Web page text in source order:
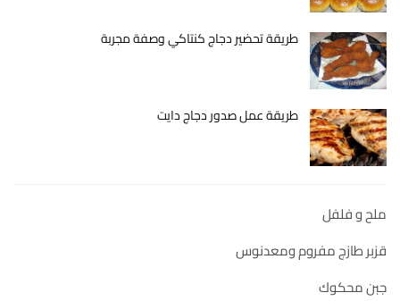
طريقة تحضير دجاج كنتاكي وصفة مجربة
طريقة عمل صدور دجاج دايت
ملح و فلفل
قزبر طازج مفروم ومعدنوس
جبن محكوك